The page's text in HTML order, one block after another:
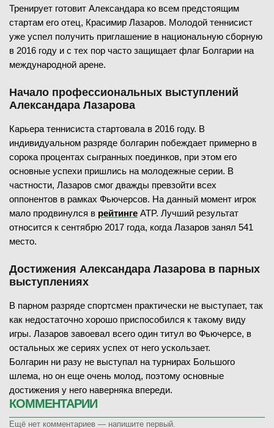
Тренирует готовит Александара ко всем предстоящим
стартам его отец, Красимир Лазаров. Молодой теннисист
уже успел получить приглашение в национальную сборную
в 2016 году и с тех пор часто защищает флаг Болгарии на
международной арене.
Начало профессиональных выступлений
Александара Лазарова
Карьера теннисиста стартовала в 2016 году. В
индивидуальном разряде болгарин побеждает примерно в
сорока процентах сыгранных поединков, при этом его
основные успехи пришлись на молодежные серии. В
частности, Лазаров смог дважды превзойти всех
оппонентов в рамках Фьючерсов. На данный момент игрок
мало продвинулся в рейтинге ATP. Лучший результат
относится к сентябрю 2017 года, когда Лазаров занял 541
место.
Достижения Александара Лазарова в парных
выступлениях
В парном разряде спортсмен практически не выступает, так
как недостаточно хорошо приспособился к такому виду
игры. Лазаров завоевал всего один титул во Фьючерсе, в
остальных же сериях успех от него ускользает.
Болгарин ни разу не выступал на турнирах Большого
шлема, но он еще очень молод, поэтому основные
достижения у него наверняка впереди.
КОММЕНТАРИИ
Ещё нет комментариев — напишите первый.